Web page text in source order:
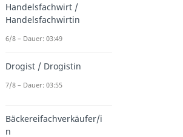
Handelsfachwirt /
Handelsfachwirtin
6/8 – Dauer: 03:49
Drogist / Drogistin
7/8 – Dauer: 03:55
Bäckereifachverkäufer/i
n